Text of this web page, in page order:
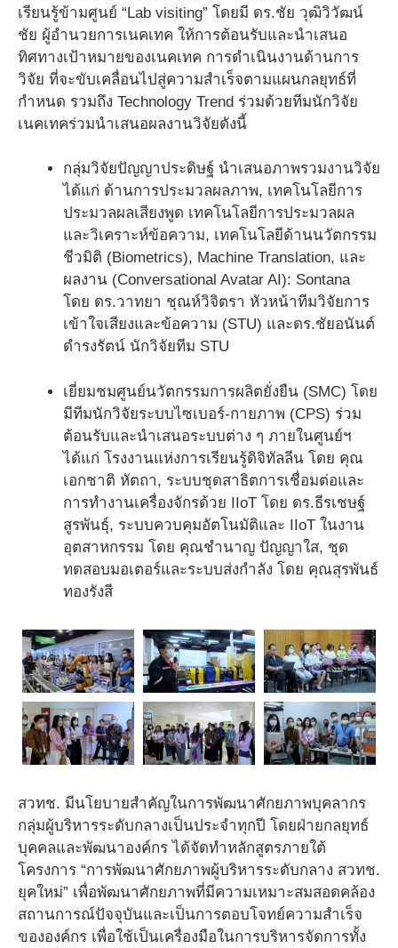
เรียนรู้ข้ามศูนย์ “Lab visiting” โดยมี ดร.ชัย วุฒิวิวัฒน์
ชัย ผู้อำนวยการเนคเทค ให้การต้อนรับและนำเสนอ
ทิศทางเป้าหมายของเนคเทค การดำเนินงานด้านการ
วิจัย ที่จะขับเคลื่อนไปสู่ความสำเร็จตามแผนกลยุทธ์ที่
กำหนด รวมถึง Technology Trend ร่วมด้วยทีมนักวิจัย
เนคเทคร่วมนำเสนอผลงานวิจัยดังนี้
กลุ่มวิจัยปัญญาประดิษฐ์ นำเสนอภาพรวมงานวิจัย
ได้แก่ ด้านการประมวลผลภาพ, เทคโนโลยีการ
ประมวลผลเสียงพูด เทคโนโลยีการประมวลผล
และวิเคราะห์ข้อความ, เทคโนโลยีด้านนวัตกรรม
ชีวมิติ (Biometrics), Machine Translation, และ
ผลงาน (Conversational Avatar AI): Sontana
โดย ดร.วาทยา ชุณห์วิจิตรา หัวหน้าทีมวิจัยการ
เข้าใจเสียงและข้อความ (STU) และดร.ชัยอนันต์
ดำรงรัตน์ นักวิจัยทีม STU
เยี่ยมชมศูนย์นวัตกรรมการผลิตยั่งยืน (SMC) โดย
มีทีมนักวิจัยระบบไซเบอร์-กายภาพ (CPS) ร่วม
ต้อนรับและนำเสนอระบบต่าง ๆ ภายในศูนย์ฯ
ได้แก่ โรงงานแห่งการเรียนรู้ดิจิทัลลีน โดย คุณ
เอกชาติ หัตถา, ระบบชุดสาธิตการเชื่อมต่อและ
การทำงานเครื่องจักรด้วย IIoT โดย ดร.ธีรเชษฐ์
สูรพันธุ์, ระบบควบคุมอัตโนมัติและ IIoT ในงาน
อุตสาหกรรม โดย คุณชำนาญ ปัญญาใส, ชุด
ทดสอบมอเตอร์และระบบส่งกำลัง โดย คุณสุรพันธ์
ทองรังสี
สวทช. มีนโยบายสำคัญในการพัฒนาศักยภาพบุคลากร
กลุ่มผู้บริหารระดับกลางเป็นประจำทุกปี โดยฝ่ายกลยุทธ์
บุคคลและพัฒนาองค์กร ได้จัดทำหลักสูตรภายใต้
โครงการ “การพัฒนาศักยภาพผู้บริหารระดับกลาง สวทช.
ยุคใหม่” เพื่อพัฒนาศักยภาพที่มีความเหมาะสมสอดคล้อง
สถานการณ์ปัจจุบันและเป็นการตอบโจทย์ความสำเร็จ
ขององค์กร เพื่อใช้เป็นเครื่องมือในการบริหารจัดการทั้ง